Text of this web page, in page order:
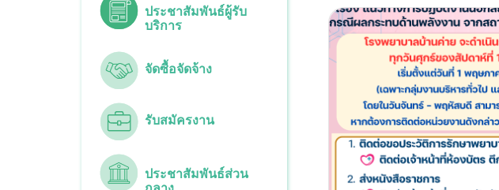
ประชาสัมพันธ์ผู้รับ
บริการ
จัดซื้อจัดจ้าง
รับสมัครงาน
ประชาสัมพันธ์ส่วน